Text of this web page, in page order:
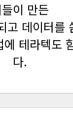
이 만든
고 데이터를
다.